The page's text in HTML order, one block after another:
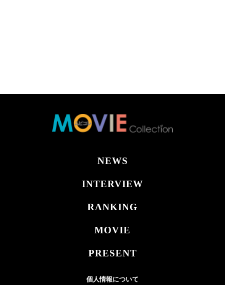
NEWS
INTERVIEW
RANKING
MOVIE
PRESENT
個人情報について